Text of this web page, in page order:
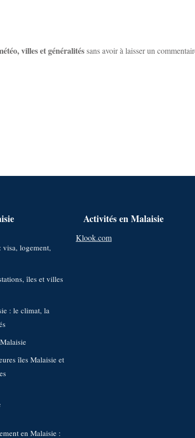
villes et généralitéssans avoir à laisser un
visa, logement,
îles et villes
: le climat, la
îles Malaisie et
en Malaisie :
Activités en Malaisie
Klook.com